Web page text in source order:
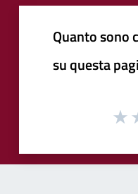
Quanto sono
su questa